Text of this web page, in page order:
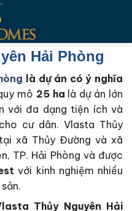
Hải Phòng
là dự án có ý nghĩa
mô 25 ha là dự án lớn
với đa dạng tiện ích và
cư dân. Vlasta Thủy
xã Thủy Đường và xã
TP. Hải Phòng và được
với kinh nghiệm nhiều
Thủy Nguyên Hải